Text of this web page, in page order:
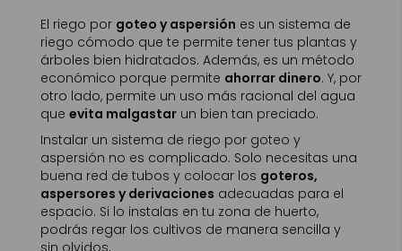
El riego por goteo y aspersión es un sistema de
riego cómodo que te permite tener tus plantas y
árboles bien hidratados. Además, es un método
económico porque permite ahorrar dinero. Y, por
otro lado, permite un uso más racional del agua
que evita malgastar un bien tan preciado.
Instalar un sistema de riego por goteo y
aspersión no es complicado. Solo necesitas una
buena red de tubos y colocar los goteros,
aspersores y derivaciones adecuadas para el
espacio. Si lo instalas en tu zona de huerto,
podrás regar los cultivos de manera sencilla y
sin olvidos.